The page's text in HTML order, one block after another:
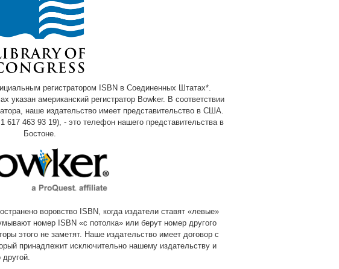
регистратором ISBN в Соединенных Штатах*.
указан американский регистратор Bowker. В соответствии
наше издательство имеет представительство в США.
463 93 19), - это телефон нашего представительства в
Бостоне.
воровство ISBN, когда издатели ставят «левые»
номер ISBN «с потолка» или берут номер другого
этого не заметят. Наше издательство имеет договор с
принадлежит исключительно нашему издательству и